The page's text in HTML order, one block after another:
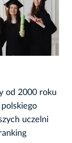
od 2000 roku
uczelni